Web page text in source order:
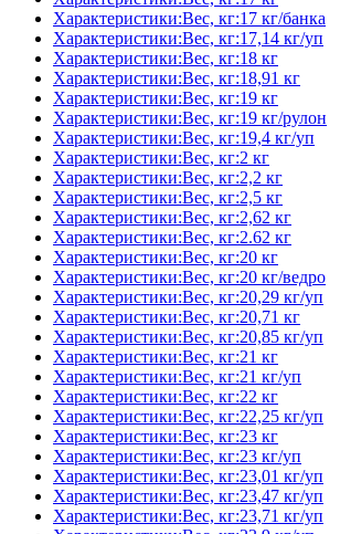
Характеристики:Вес, кг:17 кг/банка
Характеристики:Вес, кг:17,14 кг/уп
Характеристики:Вес, кг:18 кг
Характеристики:Вес, кг:18,91 кг
Характеристики:Вес, кг:19 кг
Характеристики:Вес, кг:19 кг/рулон
Характеристики:Вес, кг:19,4 кг/уп
Характеристики:Вес, кг:2 кг
Характеристики:Вес, кг:2,2 кг
Характеристики:Вес, кг:2,5 кг
Характеристики:Вес, кг:2,62 кг
Характеристики:Вес, кг:2.62 кг
Характеристики:Вес, кг:20 кг
Характеристики:Вес, кг:20 кг/ведро
Характеристики:Вес, кг:20,29 кг/уп
Характеристики:Вес, кг:20,71 кг
Характеристики:Вес, кг:20,85 кг/уп
Характеристики:Вес, кг:21 кг
Характеристики:Вес, кг:21 кг/уп
Характеристики:Вес, кг:22 кг
Характеристики:Вес, кг:22,25 кг/уп
Характеристики:Вес, кг:23 кг
Характеристики:Вес, кг:23 кг/уп
Характеристики:Вес, кг:23,01 кг/уп
Характеристики:Вес, кг:23,47 кг/уп
Характеристики:Вес, кг:23,71 кг/уп